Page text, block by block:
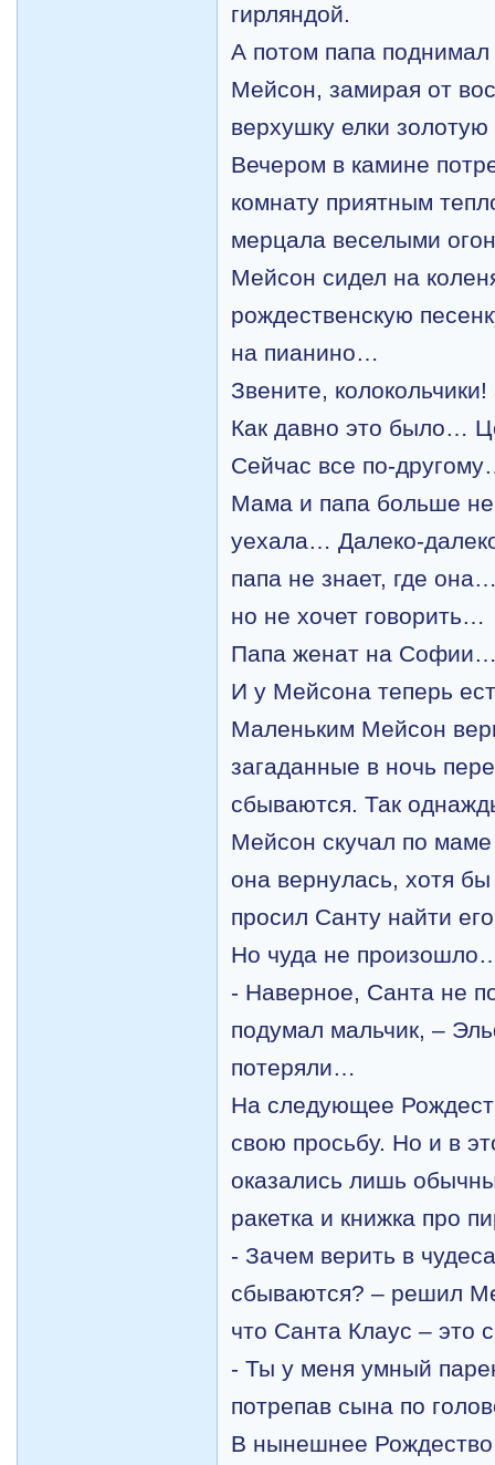
гирляндой.
А потом папа
Мейсон, замирая от
верхушку елки
Вечером в камине
комнату приятным
мерцала веселыми
Мейсон сидел на
рождественскую
на пианино…
Звените,
Как давно это было…
Сейчас все по-
Мама и папа больше
уехала… Далеко-
папа не знает, где
но не хочет говорить…
Папа женат на
И у Мейсона теперь
Маленьким Мейсон
загаданные в ночь
сбываются. Так
Мейсон скучал по
она вернулась, хотя
просил Санту найти
Но чуда не
- Наверное, Санта не
подумал мальчик, –
потеряли…
На следующее
свою просьбу. Но и в
оказались лишь
ракетка и книжка про
- Зачем верить в
сбываются? – решил
что Санта Клаус – это
- Ты у меня умный
потрепав сына по
В нынешнее